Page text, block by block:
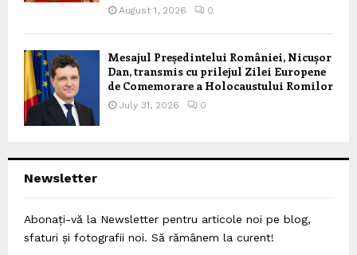
August 1, 2026 0
Mesajul Președintelui României, Nicușor
Dan, transmis cu prilejul Zilei Europene
de Comemorare a Holocaustului Romilor
July 31, 2026 0
Newsletter
Abonați-vă la Newsletter pentru articole noi pe blog,
sfaturi și fotografii noi. Să rămânem la curent!